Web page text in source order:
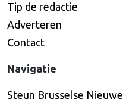
Tip de redactie
Adverteren
Contact
Navigatie
Steun Brusselse Nieuwe